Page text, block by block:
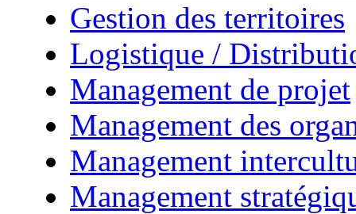
Gestion des territoires
Logistique /
Management de projet
Management des
Management
Management